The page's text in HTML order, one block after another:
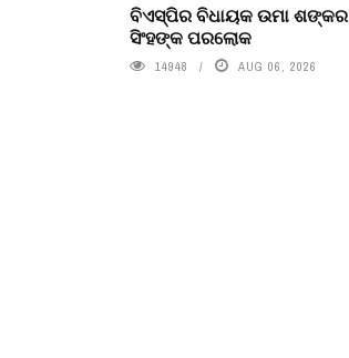
ବିଏସ୍‌ପିର ବିଧାୟକ ଉମା ଶଙ୍କର
ସିଂହଙ୍କ ପରଲୋକ
14948 AUG 06, 2026